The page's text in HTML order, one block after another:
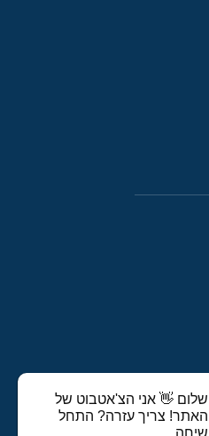
שלום 👋 אני הצ'אטבוט של
האתר! צריך עזרה? התחל
שיחה.